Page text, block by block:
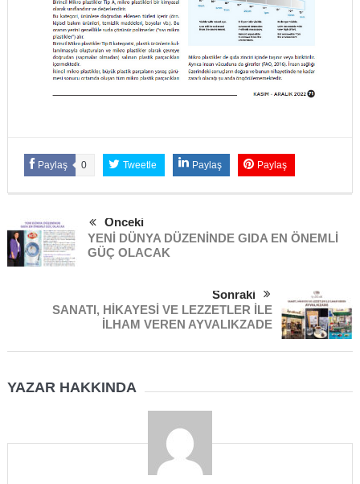
Paylaş 0 Tweetle Paylaş Paylaş
Önceki
YENİ DÜNYA DÜZENİNDE GIDA EN ÖNEMLİ
GÜÇ OLACAK
Sonraki
SANATI, HİKAYESİ VE LEZZETLER İLE
İLHAM VEREN AYVALIKZADE
YAZAR HAKKINDA